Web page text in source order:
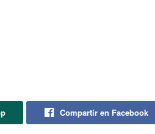
Compartir en Facebook